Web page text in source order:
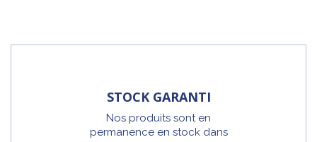
STOCK GARANTI
Nos produits sont en
permanence en stock dans